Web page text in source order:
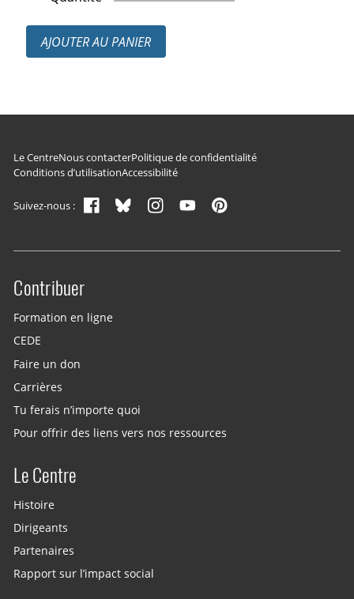
AJOUTER AU PANIER
Navigation du pied de page
Le CentreNous contacterPolitique de confidentialité
Conditions d’utilisationAccessibilité
Suivez-nous :
Site menu
Contribuer
Formation en ligne
CEDE
Faire un don
Carrières
Tu ferais n’importe quoi
Pour offrir des liens vers nos ressources
Le Centre
Histoire
Dirigeants
Partenaires
Rapport sur l’impact social